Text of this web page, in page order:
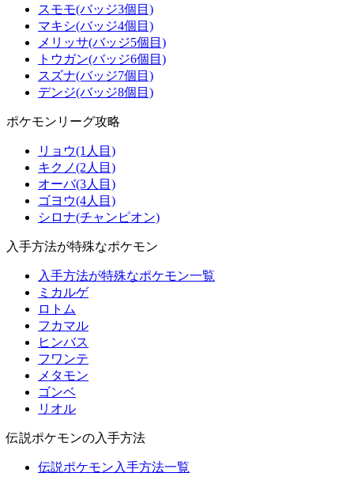
スモモ(バッジ3個目)
マキシ(バッジ4個目)
メリッサ(バッジ5個目)
トウガン(バッジ6個目)
スズナ(バッジ7個目)
デンジ(バッジ8個目)
ポケモンリーグ攻略
リョウ(1人目)
キクノ(2人目)
オーバ(3人目)
ゴヨウ(4人目)
シロナ(チャンピオン)
入手方法が特殊なポケモン
入手方法が特殊なポケモン一覧
ミカルゲ
ロトム
フカマル
ヒンバス
フワンテ
メタモン
ゴンベ
リオル
伝説ポケモンの入手方法
伝説ポケモン入手方法一覧